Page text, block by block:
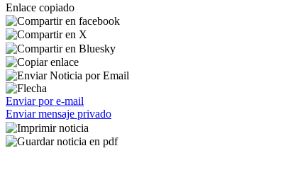
Enlace copiado
Enviar por e-mail
Enviar mensaje privado